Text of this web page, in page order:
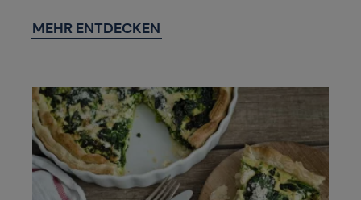
MEHR ENTDECKEN